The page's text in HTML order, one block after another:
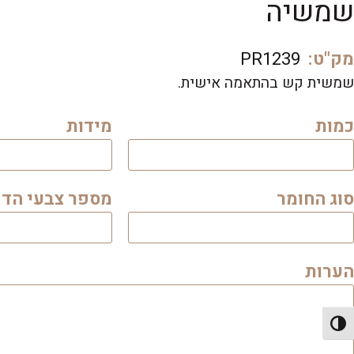
הפעל/כבה ניגודיות גבוהה
שמשיה
מק"ט: PR1239
שמשית קש בהתאמה אישית.
כמות מידות
סוג החומר מספר צבעי
הערות